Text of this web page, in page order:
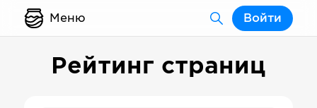
Меню Войти
Рейтинг страниц